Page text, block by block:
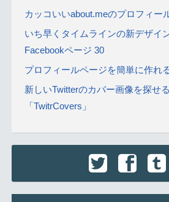
カッコいいabout.meのプロフィー
いち早くタイムラインの新デザイ
Facebookページ 30
プロフィールページを簡単に作れ
新しいTwitterのカバー画像を探せ
「TwitrCovers」